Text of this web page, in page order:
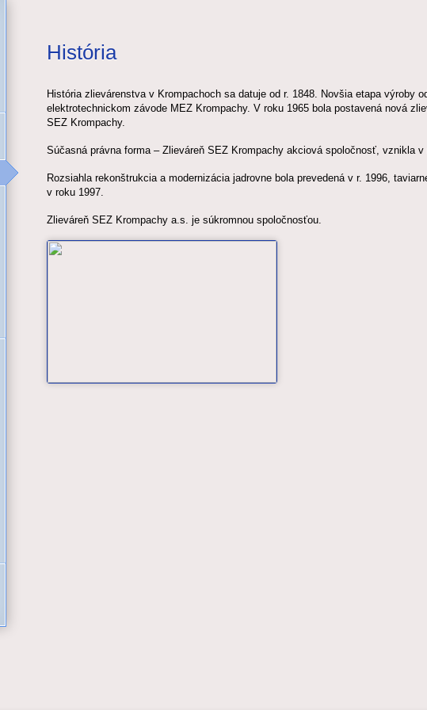
História
História zlievárenstva v Krompachoch sa datuje od r. 1848. Novšia etapa výroby
elektrotechnickom závode MEZ Krompachy. V roku 1965 bola postavená nová
SEZ Krompachy.
Súčasná právna forma – Zlieváreň SEZ Krompachy akciová spoločnosť, vznikla
Rozsiahla rekonštrukcia a modernizácia jadrovne bola prevedená v r. 1996,
v roku 1997.
Zlieváreň SEZ Krompachy a.s. je súkromnou spoločnosťou.